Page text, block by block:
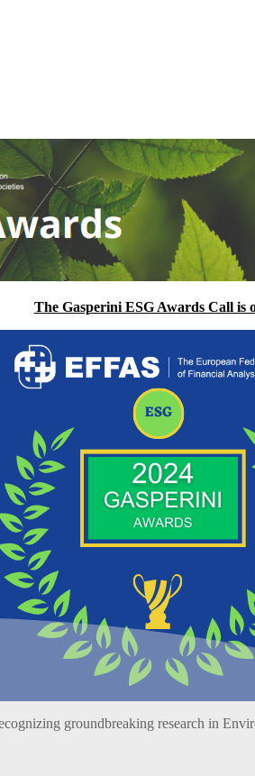
The Gasperini ESG Awards Call is
groundbreaking research in